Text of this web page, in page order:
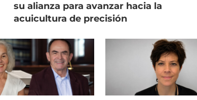
su alianza para avanzar hacia la
acuicultura de precisión